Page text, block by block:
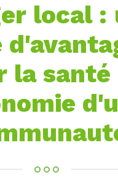
local :
la santé